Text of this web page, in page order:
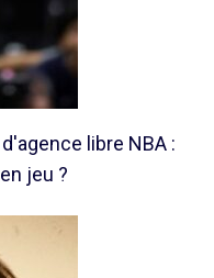
libre NBA :
jeu ?